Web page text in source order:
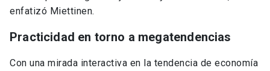
mucho que entregar a la juventud y a la industria”,
Practicidad en torno a megatendencias